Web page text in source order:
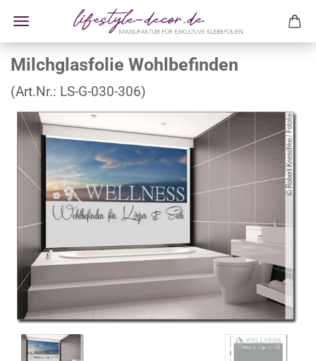
Milchglasfolie Wohlbefinden
(Art.Nr.: LS-G-030-306)